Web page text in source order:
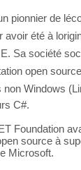
pionnier de
été à
Sa société
open
non Windows
C#.
Foundation
source à
Microsoft.